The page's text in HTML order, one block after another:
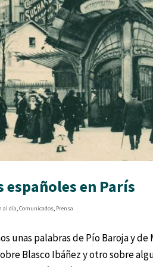
en París
al día ,Comunicados Prensa
unas palabras de Pío Baroja y
Blasco Ibáñez y otro sobre